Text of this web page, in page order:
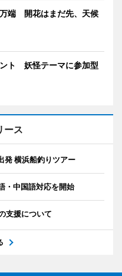
端 開花はまだ先、天候
ト 妖怪テーマに参加型
ース
発 横浜船釣りツアー
・中国語対応を開始
支援について